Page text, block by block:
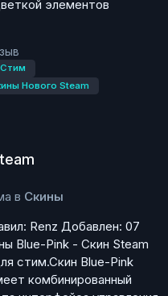
элементов
Нового Steam
в Скины
Renz Добавлен: 07
Blue-Pink - Скин Steam
стим.Скин Blue-Pink
комбинированный